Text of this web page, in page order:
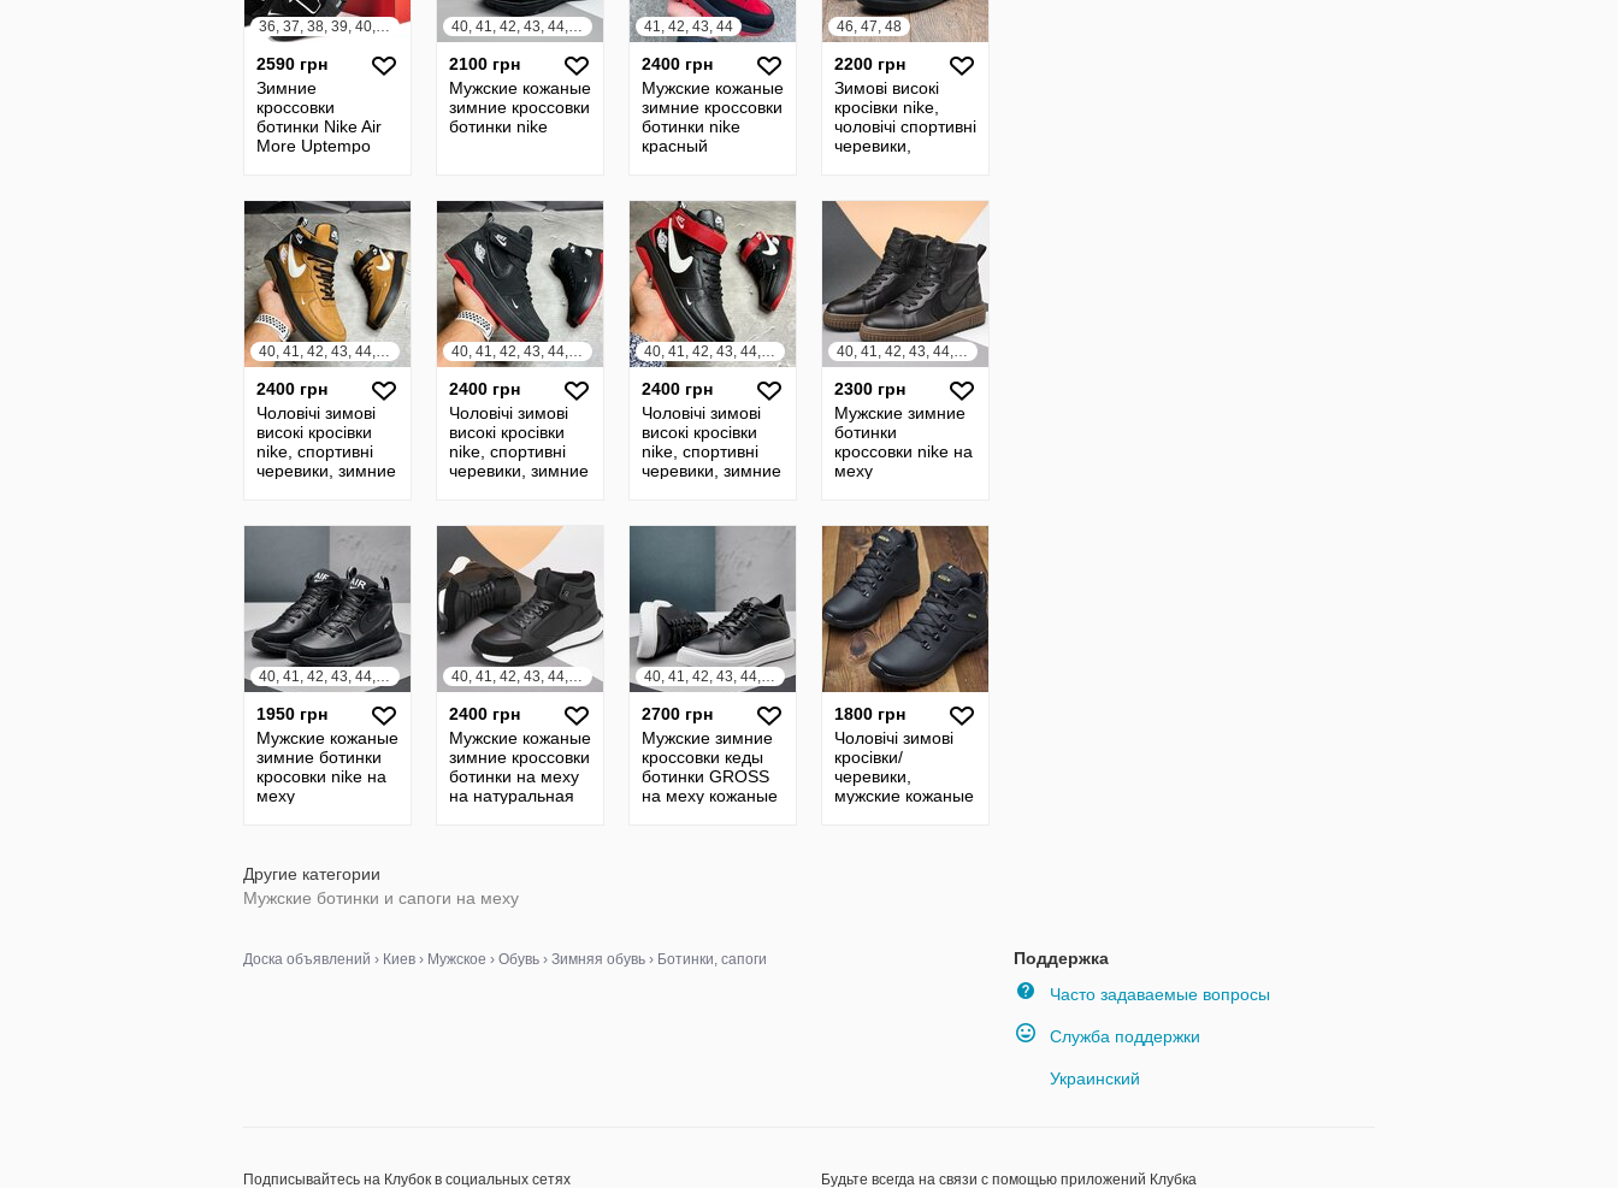
36, 37, 38, 39, 40, 41, 42, 43, 44, 45
2590 грн
Зимние
кроссовки
ботинки Nike Air
More Uptempo
40, 41, 42, 43, 44, 45
2100 грн
Мужские кожаные
зимние кроссовки
ботинки nike
41, 42, 43, 44
2400 грн
Мужские кожаные
зимние кроссовки
ботинки nike
красный
46, 47, 48
2200 грн
Зимові високі
кросівки nike,
чоловічі спортивні
черевики,
ботинки на меху
40, 41, 42, 43, 44, 45
2400 грн
Чоловічі зимові
високі кросівки
nike, спортивні
черевики, зимние
40, 41, 42, 43, 44, 45
2400 грн
Чоловічі зимові
високі кросівки
nike, спортивні
черевики, зимние
40, 41, 42, 43, 44, 45
2400 грн
Чоловічі зимові
високі кросівки
nike, спортивні
черевики, зимние
40, 41, 42, 43, 44, 45
2300 грн
Мужские зимние
ботинки
кроссовки nike на
меху
40, 41, 42, 43, 44, 45
1950 грн
Мужские кожаные
зимние ботинки
кросовки nike на
меху
40, 41, 42, 43, 44, 45
2400 грн
Мужские кожаные
зимние кроссовки
ботинки на меху
на натуральная
40, 41, 42, 43, 44, 45
2700 грн
Мужские зимние
кроссовки кеды
ботинки GROSS
на меху кожаные
1800 грн
Чоловічі зимові
кросівки/
черевики,
мужские кожаные
Другие категории
Мужские ботинки и сапоги на меху
Поддержка
Часто задаваемые вопросы
Служба поддержки
Украинский
Доска объявлений › Киев › Мужское › Обувь › Зимняя обувь › Ботинки, сапоги
Подписывайтесь на Клубок в социальных сетях Будьте всегда на связи с помощью приложений Клубка